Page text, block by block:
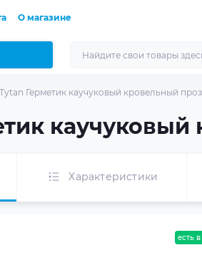
О магазине
Tytan Герметик каучуковый кровельный
Характеристики
есть